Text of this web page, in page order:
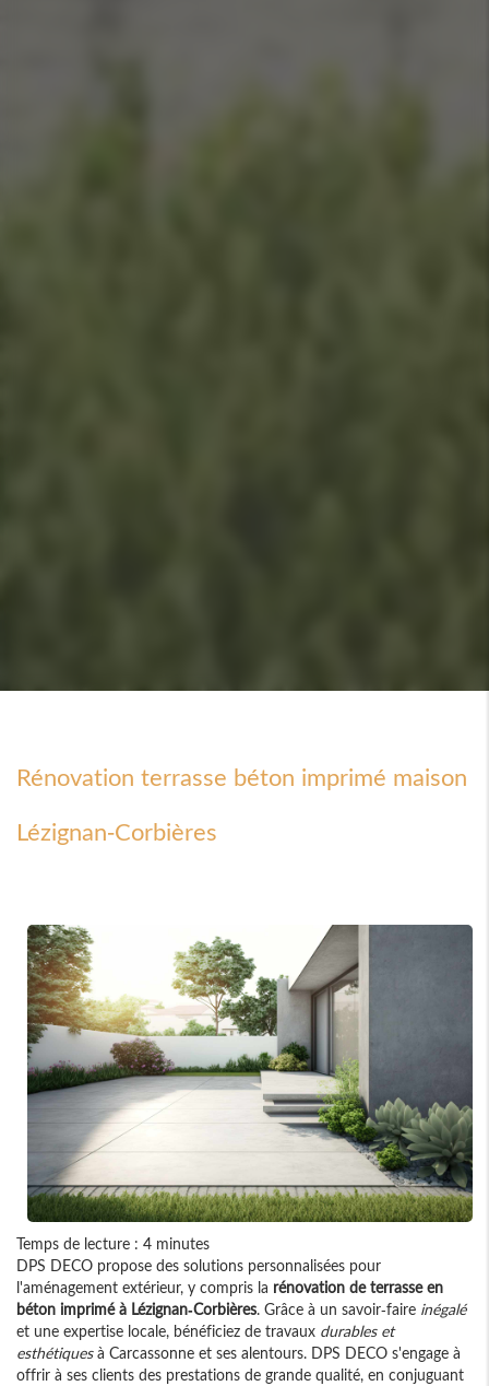
Rénovation terrasse béton imprimé maison
Lézignan-Corbières
Temps de lecture : 4 minutes
DPS DECO propose des solutions personnalisées pour
l'aménagement extérieur, y compris la rénovation de terrasse en
béton imprimé à Lézignan-Corbières. Grâce à un savoir-faire inégalé
et une expertise locale, bénéficiez de travaux durables et
esthétiquesà Carcassonne et ses alentours. DPS DECO s'engage à
offrir à ses clients des prestations de grande qualité, en conjuguant